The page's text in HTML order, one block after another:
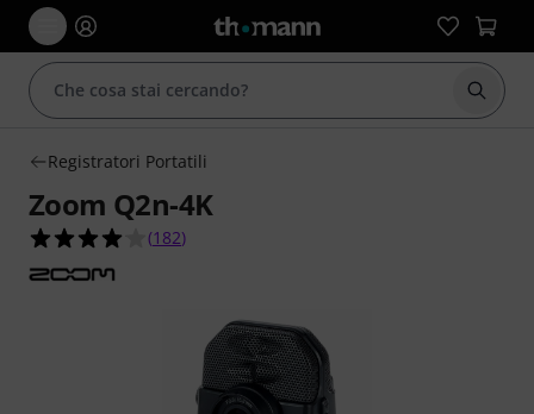
Registratori Portatili
Zoom Q2n-4K
4.1 su 5 stelle su 182 valutazioni dei clienti
(182)